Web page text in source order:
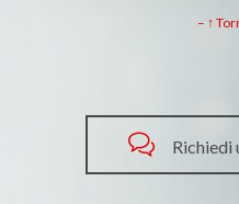
– ↑
 Richiedi